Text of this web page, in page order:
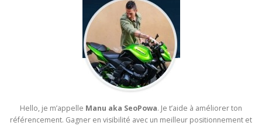
Hello, je m’appelle Manu aka SeoPowa. Je t’aide à améliorer ton
référencement. Gagner en visibilité avec un meilleur positionnement et